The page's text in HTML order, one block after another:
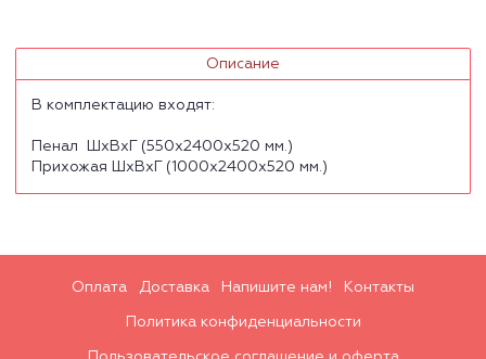
Описание
В комплектацию входят:
Пенал ШхВхГ (550х2400х520 мм.)
Прихожая ШхВхГ (1000х2400х520 мм.)
Оплата Доставка Напишите нам! Контакты
Политика конфиденциальности